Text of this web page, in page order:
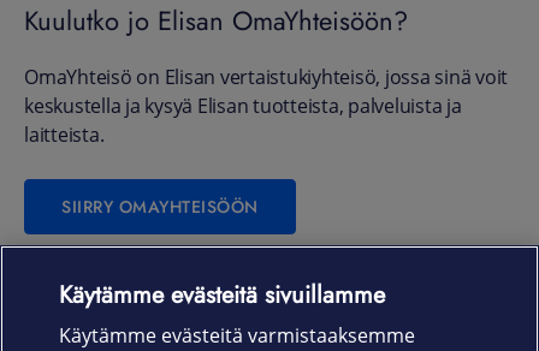
Kuulutko jo Elisan OmaYhteisöön?
OmaYhteisö on Elisan vertaistukiyhteisö, jossa sinä voit
keskustella ja kysyä Elisan tuotteista, palveluista ja
laitteista.
SIIRRY OMAYHTEISÖÖN
Laitteet & liittymät
Käytämme evästeitä sivuillamme
Käytämme evästeitä varmistaaksemme